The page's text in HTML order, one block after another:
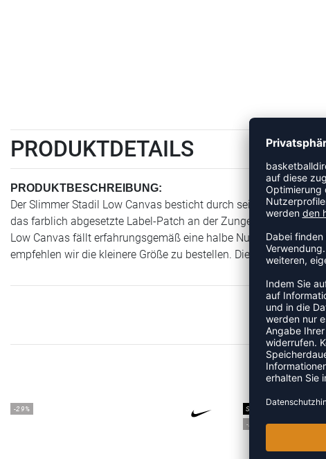
PRODUKTDETAILS
PRODUKTBESCHREIBUNG:
Der Slimmer Stadil Low Canvas besticht durch seine Farben
das farblich abgesetzte Label-Patch an der Zunge und der
Low Canvas fällt erfahrungsgemäß eine halbe Nummer größer
empfehlen wir die kleinere Größe zu bestellen. Die Sohle ist
-29%
SALE
-25%